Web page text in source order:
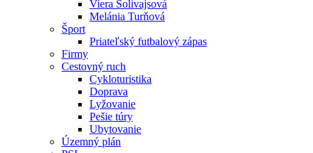
Viera Solivajsová
Melánia Turňová
Šport
Priateľský futbalový zápas
Firmy
Cestovný ruch
Cykloturistika
Doprava
Lyžovanie
Pešie túry
Ubytovanie
Územný plán